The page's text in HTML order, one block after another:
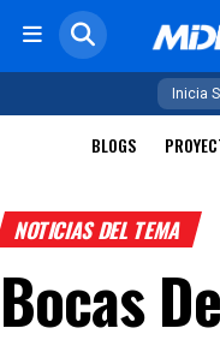
Inicia
BLOGS
NOTICIAS DEL TEMA
Bocas